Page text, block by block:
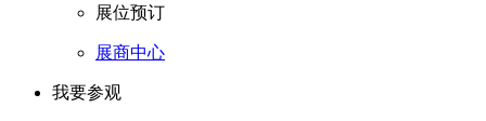
展位预订
展商中心
我要参观